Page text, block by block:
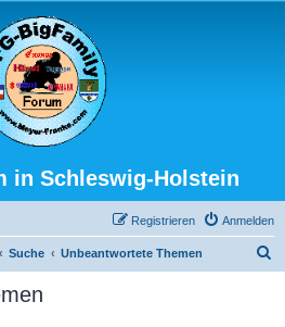
in Schleswig-Holstein
Anmelden
Registrieren
Suche Unbeantwortete Themen